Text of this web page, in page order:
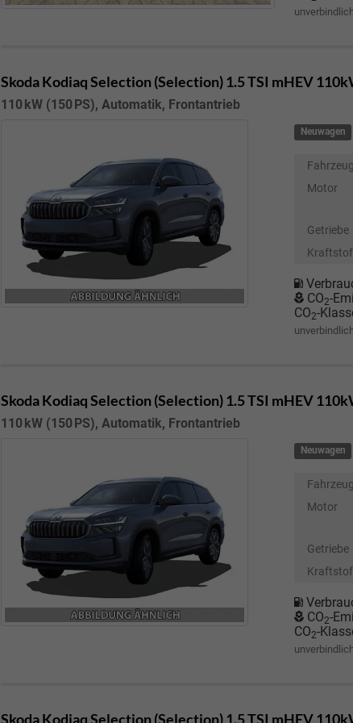
Skoda KodiaqSelection (Selection) 1.5 TSI mHEV
110 kW (150 PS), Automatik, Frontantrieb
Neuwagen
Motor
Getriebe
CO2-
CO2-
Skoda KodiaqSelection (Selection) 1.5 TSI mHEV
110 kW (150 PS), Automatik, Frontantrieb
Neuwagen
Motor
Getriebe
CO2-
CO2-
Skoda Kodiaq Selection (Selection) 1.5 TSI mHEV